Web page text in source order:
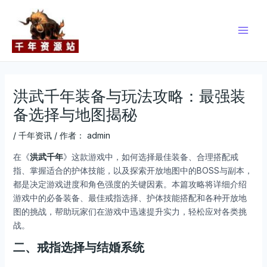
洪武千年装备与玩法攻略：最强装
备选择与地图揭秘
/ 千年资讯/ 作者： admin
在《洪武千年》这款游戏中，如何选择最佳装备、合理搭配戒
指、掌握适合的护体技能，以及探索开放地图中的BOSS与副本，
都是决定游戏进度和角色强度的关键因素。本篇攻略将详细介绍
游戏中的必备装备、最佳戒指选择、护体技能搭配和各种开放地
图的挑战，帮助玩家们在游戏中迅速提升实力，轻松应对各类挑
战。
二、戒指选择与结婚系统
navigation